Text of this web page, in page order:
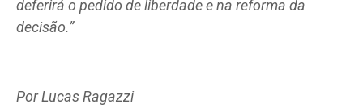
deferirá o pedido de liberdade e na reforma da
decisão.”
Por Lucas Ragazzi